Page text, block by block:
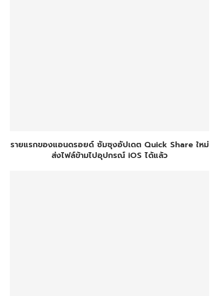
รายแรกของแอนดรอยด์ ซัมซุงอัปเดต Quick Share ใหม่
ส่งไฟล์ข้ามไปอุปกรณ์ iOS ได้แล้ว